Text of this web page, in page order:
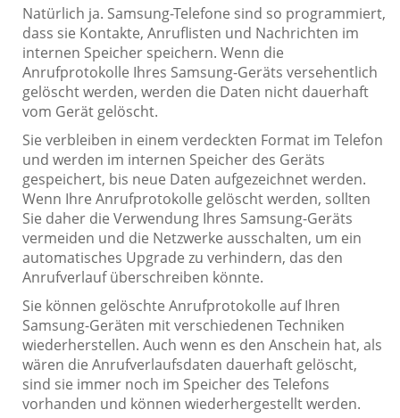
Natürlich ja. Samsung-Telefone sind so programmiert,
dass sie Kontakte, Anruflisten und Nachrichten im
internen Speicher speichern. Wenn die
Anrufprotokolle Ihres Samsung-Geräts versehentlich
gelöscht werden, werden die Daten nicht dauerhaft
vom Gerät gelöscht.
Sie verbleiben in einem verdeckten Format im Telefon
und werden im internen Speicher des Geräts
gespeichert, bis neue Daten aufgezeichnet werden.
Wenn Ihre Anrufprotokolle gelöscht werden, sollten
Sie daher die Verwendung Ihres Samsung-Geräts
vermeiden und die Netzwerke ausschalten, um ein
automatisches Upgrade zu verhindern, das den
Anrufverlauf überschreiben könnte.
Sie können gelöschte Anrufprotokolle auf Ihren
Samsung-Geräten mit verschiedenen Techniken
wiederherstellen. Auch wenn es den Anschein hat, als
wären die Anrufverlaufsdaten dauerhaft gelöscht,
sind sie immer noch im Speicher des Telefons
vorhanden und können wiederhergestellt werden.